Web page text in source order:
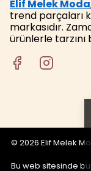
Elif Melek Moda
trend parçaları
markasıdır.
ürünlerle
© 2026 Elif Melek
Bu web sitesinde